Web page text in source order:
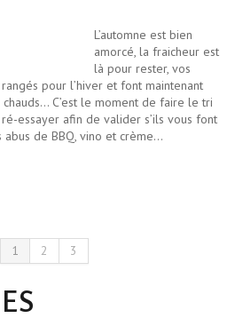
L’automne est bien
amorcé, la fraicheur est
là pour rester, vos
pour l’hiver et font maintenant
C’est le moment de faire le tri
essayer afin de valider s’ils vous font
de BBQ, vino et crème…
1 2 3